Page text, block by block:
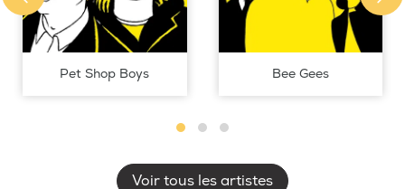
Pet Shop Boys Bee Gees
Voir tous les artistes